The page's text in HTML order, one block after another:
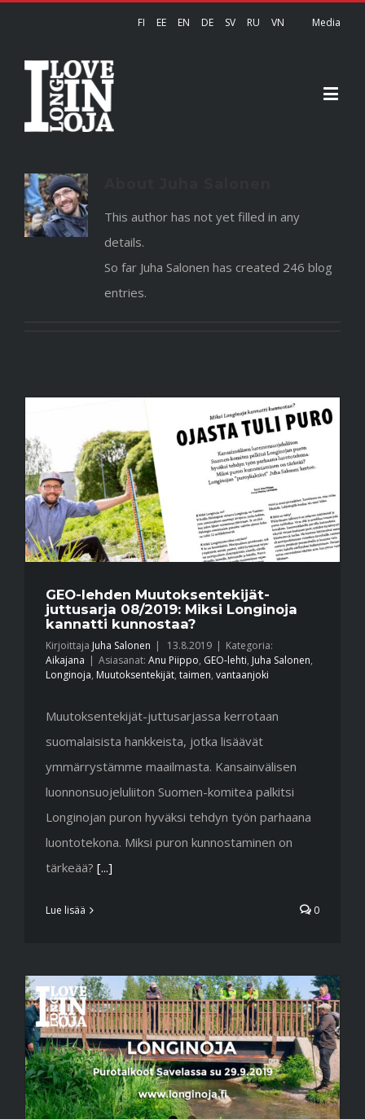
FI EE EN DE SV RU VN Media
This author has not yet filled in any
details.
So far Juha Salonen has created 246 blog
entries.
GEO-lehden Muutoksentekijät-
juttusarja 08/2019: Miksi Longinoja
kannatti kunnostaa?
Kirjoittaja Juha Salonen | 13.8.2019 | Kategoria:
Aikajana | Asiasanat: Anu Piippo, GEO-lehti, Juha Salonen,
Longinoja, Muutoksentekijät, taimen, vantaanjoki
Muutoksentekijät-juttusarjassa kerrotaan
suomalaisista hankkeista, jotka lisäävät
ymmärrystämme maailmasta. Kansainvälisen
luonnonsuojeluliiton Suomen-komitea palkitsi
Longinojan puron hyväksi tehdyn työn parhaana
luontotekona. Miksi puron kunnostaminen on
tärkeää? [...]
Lue lisää 0